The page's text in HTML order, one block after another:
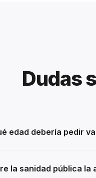
Dudas
edad debería pedir
la sanidad pública la